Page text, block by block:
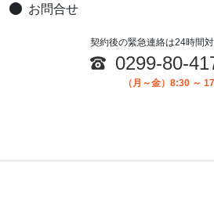
お問合せ
契約後の緊急連絡は24時間
0299-80-
（月～金）8:30 ～